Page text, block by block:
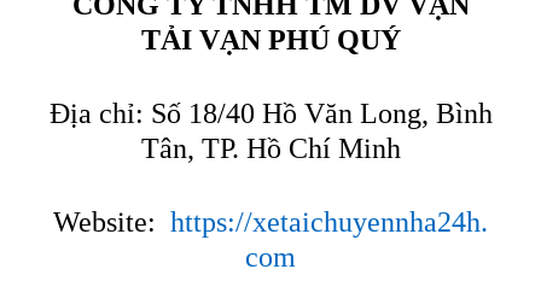
TẢI VẠN PHÚ QUÝ
Địa chỉ: Số 18/40 Hồ Văn Long, Bình
Tân, TP. Hồ Chí Minh
Website: https://xetaichuyennha24h.
com